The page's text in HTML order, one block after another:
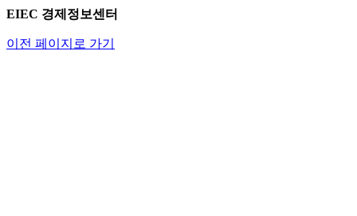
EIEC 경제정보센터
이전 페이지로 가기